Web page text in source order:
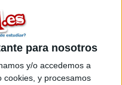
para nosotros
y/o accedemos a
cookies, y procesamos
como es y todo, quiero
gestion porque me gusta
importante para mi help